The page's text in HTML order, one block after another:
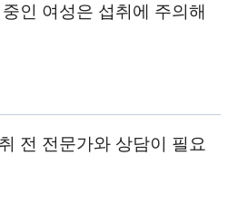
인 여성은 섭취에 주의해
전 전문가와 상담이 필요